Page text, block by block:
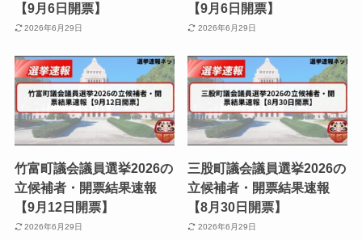
【9月6日開票】
2026年6月29日
【9月6日開票】
2026年6月29日
竹富町議会議員選挙2026の
立候補者・開票結果速報
【9月12日開票】
2026年6月29日
三股町議会議員選挙2026の
立候補者・開票結果速報
【8月30日開票】
2026年6月29日